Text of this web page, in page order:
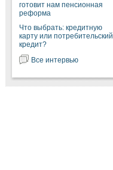
готовит нам пенсионная
реформа
Что выбрать: кредитную
карту или потребительский
кредит?
Все интервью